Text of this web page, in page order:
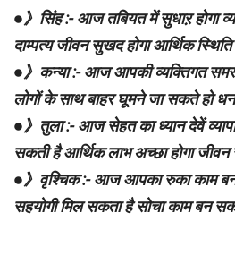
●》सिंह :- आज तबियत में सुधाऱ होगा
दाम्पत्य जीवन सुखद होगा आर्थिक स्थिति
●》कन्या :- आज आपकी व्यक्तिगत
लोगों के साथ बाहर घूमने जा सकते हो धन
●》तुला :- आज सेहत का ध्यान देवें
सकती है आर्थिक लाभ अच्छा होगा जीवन
●》वृश्चिक :- आज आपका रुका काम बन
सहयोगी मिल सकता है सोचा काम बन